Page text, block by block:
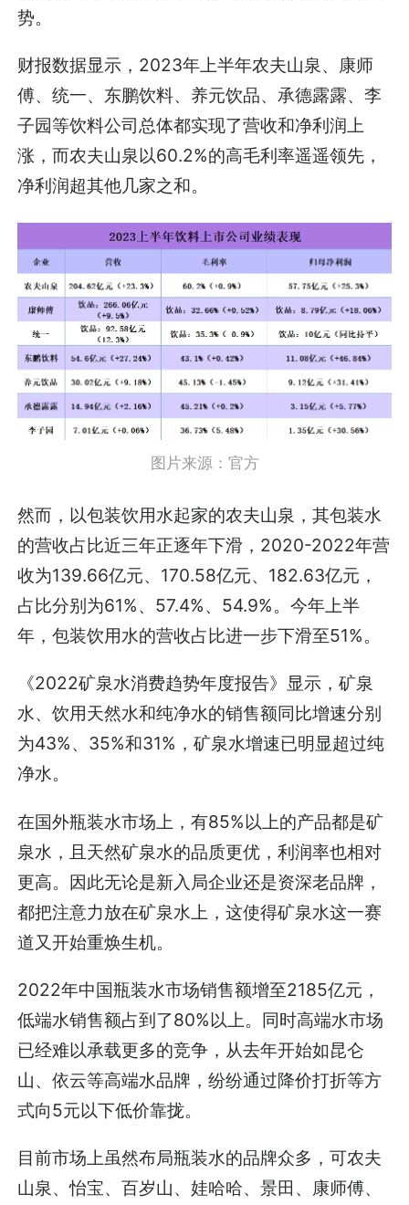
势。
财报数据显示，2023年上半年农夫山泉、康师
傅、统一、东鹏饮料、养元饮品、承德露露、李
子园等饮料公司总体都实现了营收和净利润上
涨，而农夫山泉以60.2%的高毛利率遥遥领先，
净利润超其他几家之和。
图片来源：官方
然而，以包装饮用水起家的农夫山泉，其包装水
的营收占比近三年正逐年下滑，2020-2022年营
收为139.66亿元、170.58亿元、182.63亿元，
占比分别为61%、57.4%、54.9%。今年上半
年，包装饮用水的营收占比进一步下滑至51%。
《2022矿泉水消费趋势年度报告》显示，矿泉
水、饮用天然水和纯净水的销售额同比增速分别
为43%、35%和31%，矿泉水增速已明显超过纯
净水。
在国外瓶装水市场上，有85%以上的产品都是矿
泉水，且天然矿泉水的品质更优，利润率也相对
更高。因此无论是新入局企业还是资深老品牌，
都把注意力放在矿泉水上，这使得矿泉水这一赛
道又开始重焕生机。
2022年中国瓶装水市场销售额增至2185亿元，
低端水销售额占到了80%以上。同时高端水市场
已经难以承载更多的竞争，从去年开始如昆仑
山、依云等高端水品牌，纷纷通过降价打折等方
式向5元以下低价靠拢。
目前市场上虽然布局瓶装水的品牌众多，可农夫
山泉、怡宝、百岁山、娃哈哈、景田、康师傅、